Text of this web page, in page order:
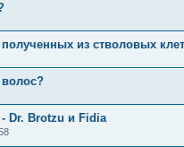
из стволовых
Dr. Brotzu и Fidia